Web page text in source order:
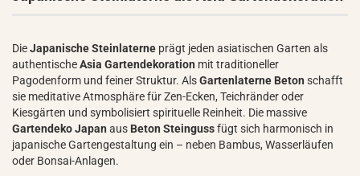
DieJapanische Steinlaterne prägt jeden asiatischen Garten als
authentischeAsia Gartendekoration mit traditioneller
Pagodenform und feiner Struktur. AlsGartenlaterne Beton schafft
sie meditative Atmosphäre für Zen-Ecken, Teichränder oder
Kiesgärten und symbolisiert spirituelle Reinheit. Die massive
Gartendeko Japan aus Beton Steingussfügt sich harmonisch in
japanische Gartengestaltung ein – neben Bambus, Wasserläufen
oder Bonsai-Anlagen.